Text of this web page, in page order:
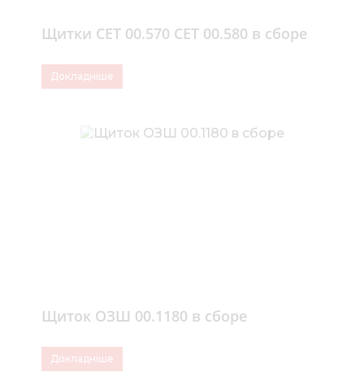
Щитки СЕТ 00.570 СЕТ 00.580 в сборе
Докладніше
Щиток ОЗШ 00.1180 в сборе
Докладніше